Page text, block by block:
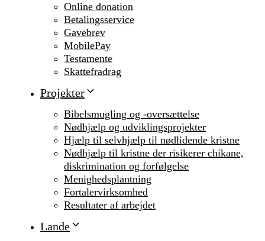
Online donation
Betalingsservice
Gavebrev
MobilePay
Testamente
Skattefradrag
Projekter
Bibelsmugling og -oversættelse
Nødhjælp og udviklingsprojekter
Hjælp til selvhjælp til nødlidende kristne
Nødhjælp til kristne der risikerer chikane,
diskrimination og forfølgelse
Menighedsplantning
Fortalervirksomhed
Resultater af arbejdet
Lande